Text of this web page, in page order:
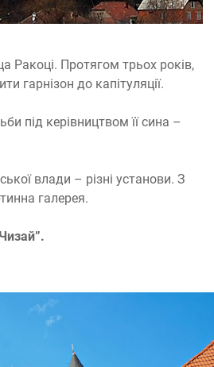
Ракоці. Протягом трьох років,
гарнізон до капітуляції.
під керівництвом її сина –
влади – різні установи. З
галерея.